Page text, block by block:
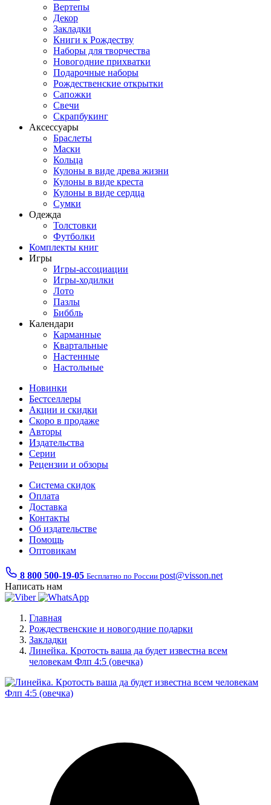
Вертепы
Декор
Закладки
Книги к Рождеству
Наборы для творчества
Новогодние прихватки
Подарочные наборы
Рождественские открытки
Сапожки
Свечи
Скрапбукинг
Аксессуары
Браслеты
Маски
Кольца
Кулоны в виде древа жизни
Кулоны в виде креста
Кулоны в виде сердца
Сумки
Одежда
Толстовки
Футболки
Комплекты книг
Игры
Игры-ассоциации
Игры-ходилки
Лото
Пазлы
Биббль
Календари
Карманные
Квартальные
Настенные
Настольные
Новинки
Бестселлеры
Акции и скидки
Скоро в продаже
Авторы
Издательства
Серии
Рецензии и обзоры
Система скидок
Оплата
Доставка
Контакты
Об издательстве
Помощь
Оптовикам
8 800 500-19-05 Бесплатно по России post@visson.net
Написать нам
Главная
Рождественские и новогодние подарки
Закладки
Линейка. Кротость ваша да будет известна всем
человекам Флп 4:5 (овечка)